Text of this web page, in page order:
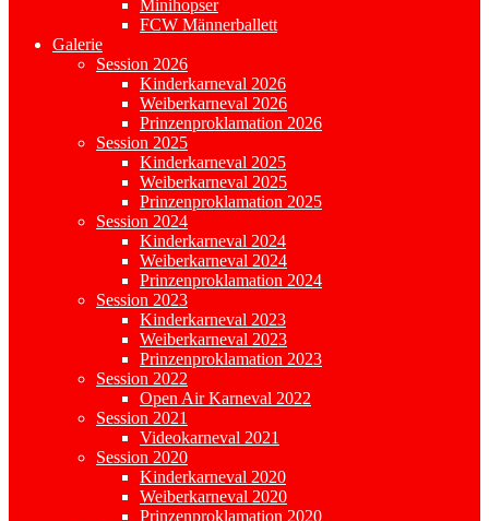
Minihopser
FCW Männerballett
Galerie
Session 2026
Kinderkarneval 2026
Weiberkarneval 2026
Prinzenproklamation 2026
Session 2025
Kinderkarneval 2025
Weiberkarneval 2025
Prinzenproklamation 2025
Session 2024
Kinderkarneval 2024
Weiberkarneval 2024
Prinzenproklamation 2024
Session 2023
Kinderkarneval 2023
Weiberkarneval 2023
Prinzenproklamation 2023
Session 2022
Open Air Karneval 2022
Session 2021
Videokarneval 2021
Session 2020
Kinderkarneval 2020
Weiberkarneval 2020
Prinzenproklamation 2020